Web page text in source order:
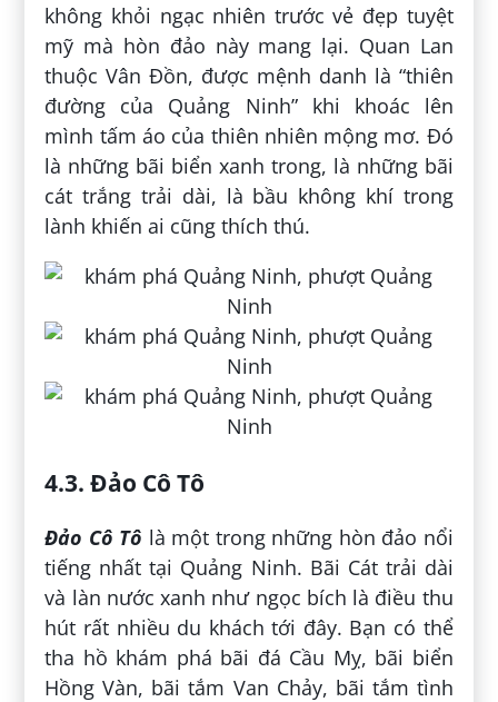
không khỏi ngạc nhiên trước vẻ đẹp tuyệt
mỹ mà hòn đảo này mang lại. Quan Lan
thuộc Vân Đồn, được mệnh danh là “thiên
đường của Quảng Ninh” khi khoác lên
mình tấm áo của thiên nhiên mộng mơ. Đó
là những bãi biển xanh trong, là những bãi
cát trắng trải dài, là bầu không khí trong
lành khiến ai cũng thích thú.
4.3. Đảo Cô Tô
Đảo Cô Tô là một trong những hòn đảo nổi
tiếng nhất tại Quảng Ninh. Bãi Cát trải dài
và làn nước xanh như ngọc bích là điều thu
hút rất nhiều du khách tới đây. Bạn có thể
tha hồ khám phá bãi đá Cầu Mỵ, bãi biển
Hồng Vàn, bãi tắm Van Chảy, bãi tắm tình